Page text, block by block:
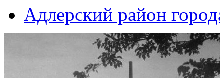
Адлерский район